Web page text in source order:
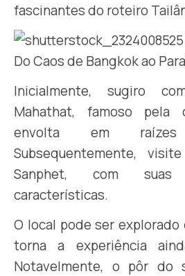
fascinantes do roteiro
Inicialmente, sugiro
Mahathat, famoso pela
envolta em
Subsequentemente,
Sanphet, com
características.
O local pode ser
torna a experiência
Notavelmente, o pôr